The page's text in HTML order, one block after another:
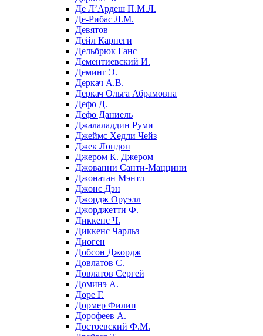
Де Л’Ардеш П.М.Л.
Де-Рибас Л.М.
Девятов
Дейл Карнеги
Дельбрюк Ганс
Дементиевский И.
Деминг Э.
Деркач А.В.
Деркач Ольга Абрамовна
Дефо Д.
Дефо Даниель
Джалаладдин Руми
Джеймс Хедли Чейз
Джек Лондон
Джером К. Джером
Джованни Санти-Маццини
Джонатан Мэнтл
Джонс Дэн
Джордж Оруэлл
Джорджетти Ф.
Диккенс Ч.
Диккенс Чарльз
Диоген
Добсон Джордж
Довлатов С.
Довлатов Сергей
Доминэ А.
Доре Г.
Дормер Филип
Дорофеев А.
Достоевский Ф.М.